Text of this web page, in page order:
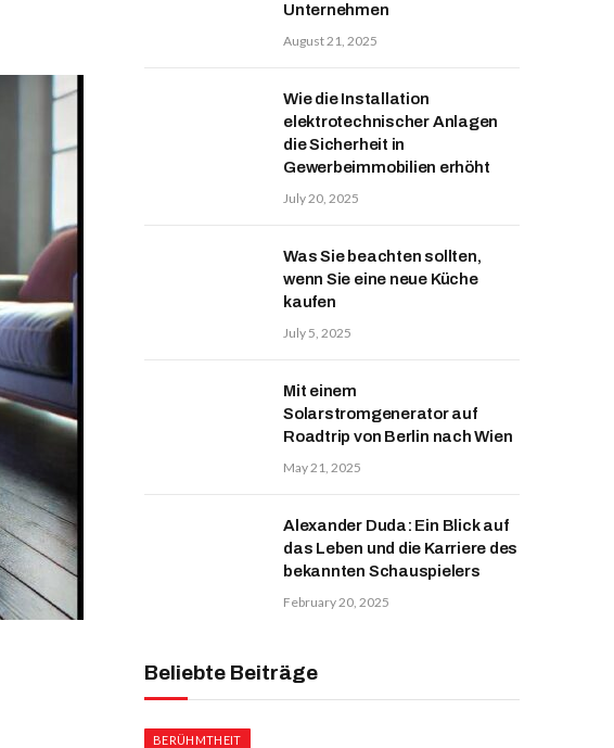
Unternehmen
August 21, 2025
Wie die Installation
elektrotechnischer Anlagen
die Sicherheit in
Gewerbeimmobilien erhöht
July 20, 2025
Was Sie beachten sollten,
wenn Sie eine neue Küche
kaufen
July 5, 2025
Mit einem
Solarstromgenerator auf
Roadtrip von Berlin nach Wien
May 21, 2025
Alexander Duda: Ein Blick auf
das Leben und die Karriere des
bekannten Schauspielers
February 20, 2025
Beliebte Beiträge
BERÜHMTHEIT